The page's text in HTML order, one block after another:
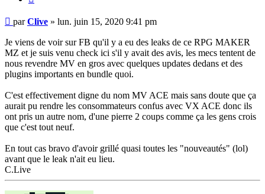
Message
non
lu
parClive » lun. juin 15, 2020 9:41 pm
Je viens de voir sur FB qu'il y a eu des leaks de ce RPG MAKER
MZ et je suis venu check ici s'il y avait des avis, les mecs tentent de
nous revendre MV en gros avec quelques updates dedans et des
plugins importants en bundle quoi.
C'est effectivement digne du nom MV ACE mais sans doute que ça
aurait pu rendre les consommateurs confus avec VX ACE donc ils
ont pris un autre nom, d'une pierre 2 coups comme ça les gens crois
que c'est tout neuf.
En tout cas bravo d'avoir grillé quasi toutes les "nouveautés" (lol)
avant que le leak n'ait eu lieu.
C.Live
Haut